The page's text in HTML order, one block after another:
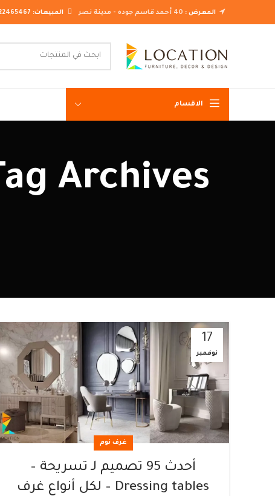
المعرض : المبيعات:
الاقسام
غرف نوم
غرف نوم
17
نوفمبر
غرف نوم
أحدث 95 تصميم لـ تسريحة –
Dressing tables – لكل أنواع غرف